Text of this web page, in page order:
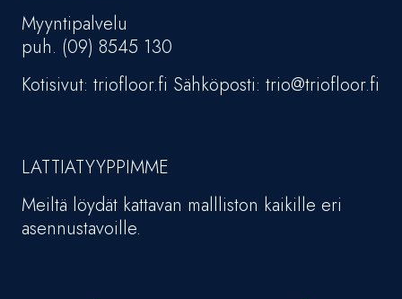
Myyntipalvelu
puh. (09) 8545 130
Kotisivut: triofloor.fi Sähköposti: trio@triofloor.fi
LATTIATYYPPIMME
Meiltä löydät kattavan mallliston kaikille eri
asennustavoille.